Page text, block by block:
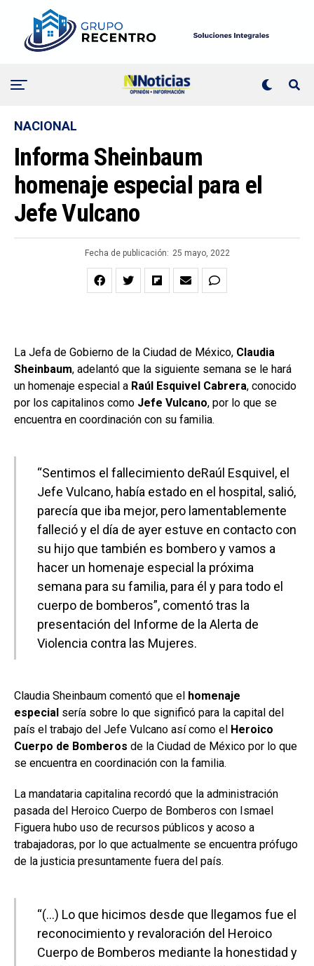
NACIONAL
Informa Sheinbaum
homenaje especial para el
Jefe Vulcano
Fecha de publicación: 25 mayo, 2022
La Jefa de Gobierno de la Ciudad de México, Claudia
Sheinbaum, adelantó que la siguiente semana se le hará
un homenaje especial a Raúl Esquivel Cabrera, conocido
por los capitalinos como Jefe Vulcano, por lo que se
encuentra en coordinación con su familia.
“Sentimos el fallecimiento deRaúl Esquivel, el
Jefe Vulcano, había estado en el hospital, salió,
parecía que iba mejor, pero lamentablemente
falleció y el día de ayer estuve en contacto con
su hijo que también es bombero y vamos a
hacer un homenaje especial la próxima
semana para su familia, para él y para todo el
cuerpo de bomberos”, comentó tras la
presentación del Informe de la Alerta de
Violencia contra las Mujeres.
Claudia Sheinbaum comentó que el homenaje
especial sería sobre lo que significó para la capital del
país el trabajo del Jefe Vulcano así como el Heroico
Cuerpo de Bomberos de la Ciudad de México por lo que
se encuentra en coordinación con la familia.
La mandataria capitalina recordó que la administración
pasada del Heroico Cuerpo de Bomberos con Ismael
Figuera hubo uso de recursos públicos y acoso a
trabajadoras, por lo que actualmente se encuentra prófugo
de la justicia presuntamente fuera del país.
“(…) Lo que hicimos desde que llegamos fue el
reconocimiento y revaloración del Heroico
Cuerpo de Bomberos mediante la honestidad y